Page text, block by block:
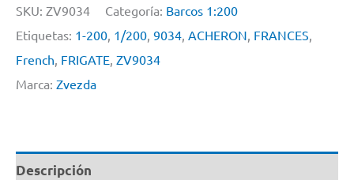
SKU: ZV9034 Categoría: Barcos 1:200
Etiquetas: 1-200, 1/200, 9034, ACHERON, FRANCES,
French, FRIGATE, ZV9034
Marca: Zvezda
Descripción